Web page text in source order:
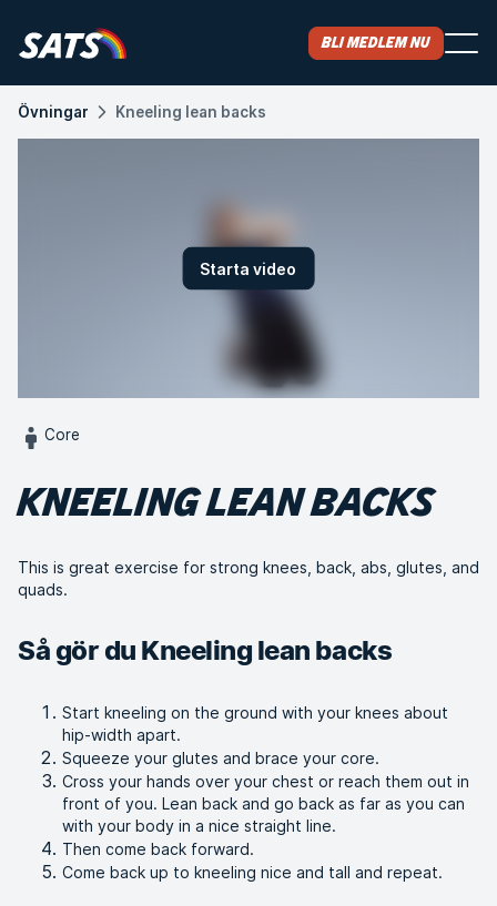
Bli medlem nu
Övningar Kneeling lean backs
Starta video
Core
KNEELING LEAN BACKS
This is great exercise for strong knees, back, abs, glutes, and
quads.
Så gör du Kneeling lean backs
Start kneeling on the ground with your knees about
hip-width apart.
Squeeze your glutes and brace your core.
Cross your hands over your chest or reach them out in
front of you. Lean back and go back as far as you can
with your body in a nice straight line.
Then come back forward.
Come back up to kneeling nice and tall and repeat.